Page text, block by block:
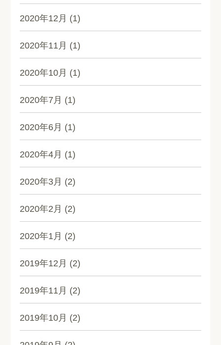
2020年12月 (1)
2020年11月 (1)
2020年10月 (1)
2020年7月 (1)
2020年6月 (1)
2020年4月 (1)
2020年3月 (2)
2020年2月 (2)
2020年1月 (2)
2019年12月 (2)
2019年11月 (2)
2019年10月 (2)